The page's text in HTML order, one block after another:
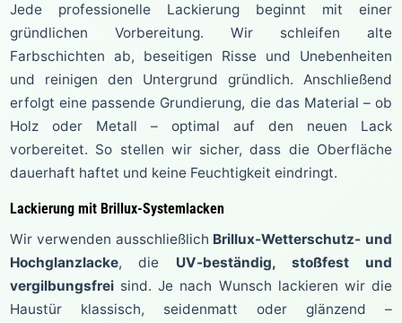
Jede professionelle Lackierung beginnt mit einer
gründlichen Vorbereitung. Wir schleifen alte
Farbschichten ab, beseitigen Risse und Unebenheiten
und reinigen den Untergrund gründlich. Anschließend
erfolgt eine passende Grundierung, die das Material – ob
Holz oder Metall – optimal auf den neuen Lack
vorbereitet. So stellen wir sicher, dass die Oberfläche
dauerhaft haftet und keine Feuchtigkeit eindringt.
Lackierung mit Brillux-Systemlacken
Wir verwenden ausschließlich Brillux-Wetterschutz- und
Hochglanzlacke, die UV-beständig, stoßfest und
vergilbungsfrei sind. Je nach Wunsch lackieren wir die
Haustür klassisch, seidenmatt oder glänzend –